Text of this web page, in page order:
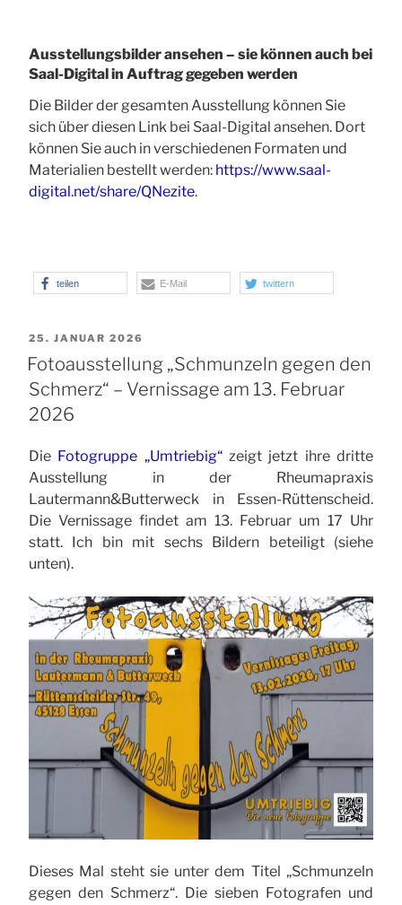
Ausstellungsbilder ansehen – sie können auch bei
Saal-Digital in Auftrag gegeben werden
Die Bilder der gesamten Ausstellung können Sie
sich über diesen Link bei Saal-Digital ansehen. Dort
können Sie auch in verschiedenen Formaten und
Materialien bestellt werden: https://www.saal-
digital.net/share/QNezite.
teilen E-Mail twittern
VERÖFFENTLICHT
AM
25. JANUAR 2026
Fotoausstellung „Schmunzeln gegen den
Schmerz“ – Vernissage am 13. Februar
2026
Die Fotogruppe „Umtriebig“zeigt jetzt ihre dritte
Ausstellung in der Rheumapraxis
Lautermann&Butterweck in Essen-Rüttenscheid.
Die Vernissage findet am 13. Februar um 17 Uhr
statt. Ich bin mit sechs Bildern beteiligt (siehe
unten).
Dieses Mal steht sie unter dem Titel „Schmunzeln
gegen den Schmerz“. Die sieben Fotografen und